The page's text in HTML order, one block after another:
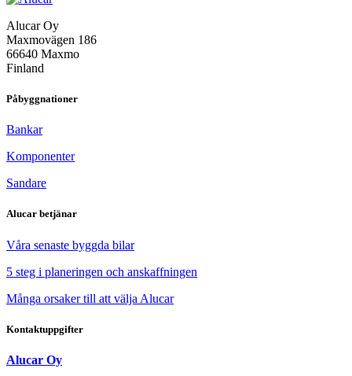
Alucar Oy
Maxmovägen 186
66640 Maxmo
Finland
Påbyggnationer
Bankar
Komponenter
Sandare
Alucar betjänar
Våra senaste byggda bilar
5 steg i planeringen och anskaffningen
Många orsaker till att välja Alucar
Kontaktuppgifter
Alucar Oy